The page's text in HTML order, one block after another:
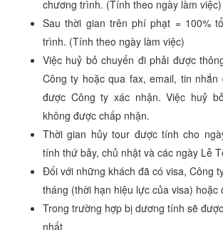
chương trình. (Tính theo ngày làm việc)
Sau thời gian trên phí phạt = 100%
trình. (Tính theo ngày làm việc)
Việc huỷ bỏ chuyến đi phải được
Công ty hoặc qua fax, email, tin nhắn
được Công ty xác nhận. Việc huỷ
không được chấp nhận.
Thời gian hủy tour được tính cho
tính thứ bảy, chủ nhật và các ngày Lễ
Đối với những khách đã có visa, Công
tháng (thời hạn hiệu lực của visa) hoặc
Trong trường hợp bị dương tính sẽ
nhất